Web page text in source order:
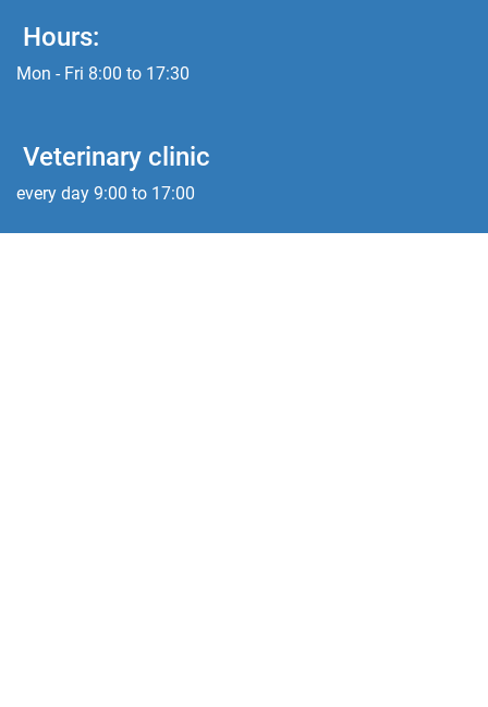
Hours:
Mon - Fri 8:00 to 17:30
Veterinary clinic
every day 9:00 to 17:00